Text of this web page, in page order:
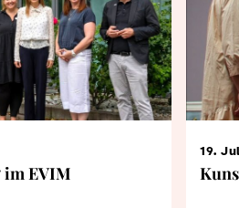
im EVIM
19.